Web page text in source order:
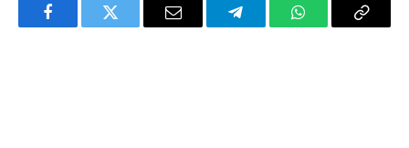
FacebookTwitter Email TelegramWhatsAppCopy